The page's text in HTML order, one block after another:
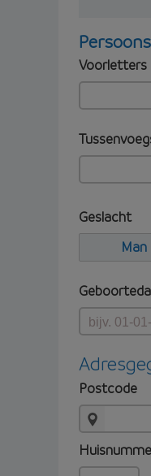
Voorletters
Geslacht
Man
Postcode